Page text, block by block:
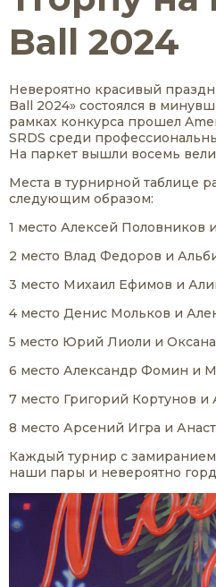
Ball 2024
Невероятно красивый
Ball 2024» состоялся в
рамках конкурса прошел
SRDS среди
На паркет вышли восемь
Места в турнирной таблице
следующим образом:
1 место Алексей Половников
2 место Влад Федоров и
3 место Михаил Ефимов и
4 место Денис Мольков и
5 место Юрий Лиоли и
6 место Александр Фомин и
7 место Григорий Кортунов и
8 место Арсений Игра и
Каждый турнир с
наши пары и невероятно